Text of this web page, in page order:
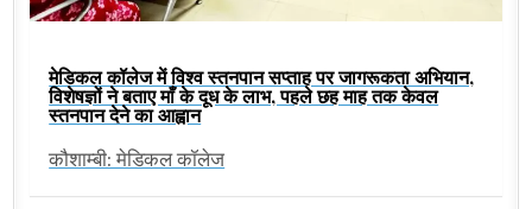
मेडिकल कॉलेज में विश्व स्तनपान सप्ताह पर जागरूकता अभियान,
विशेषज्ञों ने बताए माँ के दूध के लाभ, पहले छह माह तक केवल
स्तनपान देने का आह्वान
कौशाम्बी: मेडिकल कॉलेज